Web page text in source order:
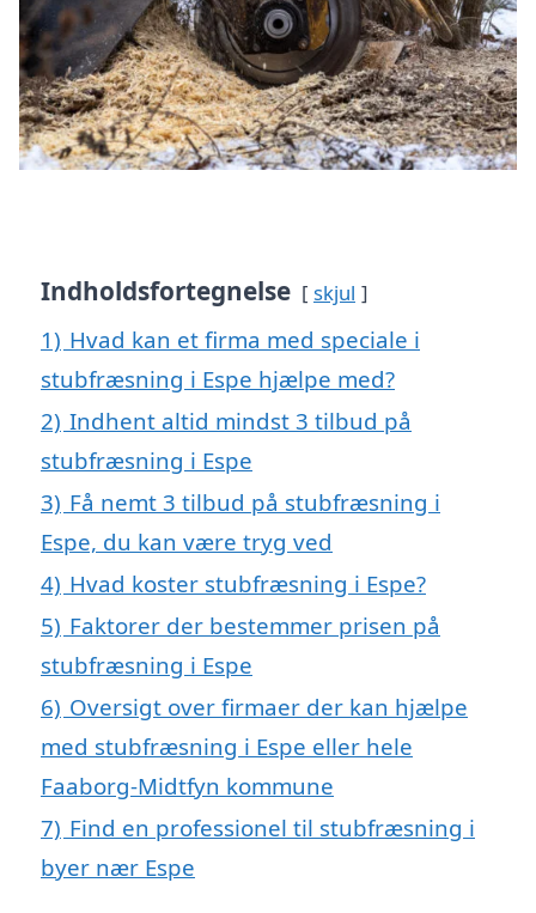
Indholdsfortegnelse skjul
1) Hvad kan et firma med speciale i
stubfræsning i Espe hjælpe med?
2) Indhent altid mindst 3 tilbud på
stubfræsning i Espe
3) Få nemt 3 tilbud på stubfræsning i
Espe, du kan være tryg ved
4) Hvad koster stubfræsning i Espe?
5) Faktorer der bestemmer prisen på
stubfræsning i Espe
6) Oversigt over firmaer der kan hjælpe
med stubfræsning i Espe eller hele
Faaborg-Midtfyn kommune
7) Find en professionel til stubfræsning i
byer nær Espe